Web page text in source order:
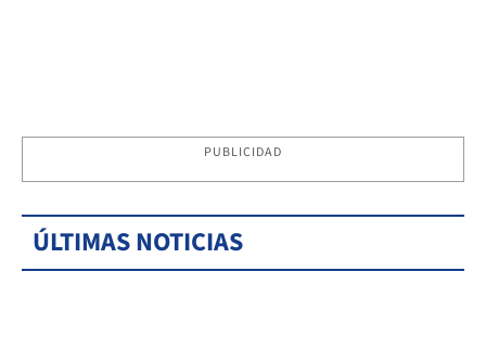
PUBLICIDAD
ÚLTIMAS NOTICIAS